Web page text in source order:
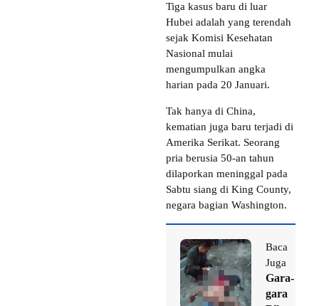
Tiga kasus baru di luar
Hubei adalah yang terendah
sejak Komisi Kesehatan
Nasional mulai
mengumpulkan angka
harian pada 20 Januari.
Tak hanya di China,
kematian juga baru terjadi di
Amerika Serikat. Seorang
pria berusia 50-an tahun
dilaporkan meninggal pada
Sabtu siang di King County,
negara bagian Washington.
Baca
Juga
Gara-
gara